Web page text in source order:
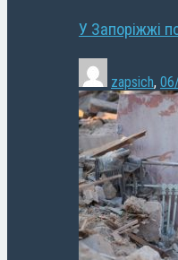
У Запоріжжі
zapsich,